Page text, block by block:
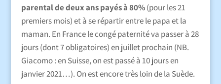
parental de deux ans payés à 80%(pour les 21
premiers mois) et à se répartir entre le papa et la
maman. En France le congé paternité va passer à 28
jours (dont 7 obligatoires) en juillet prochain (NB.
Giacomo : en Suisse, on est passé à 10 jours en
janvier 2021…). On est encore très loin de la Suède.